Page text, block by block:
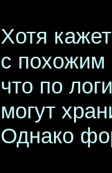
Хотя
с похожим
что по
могут
Однако